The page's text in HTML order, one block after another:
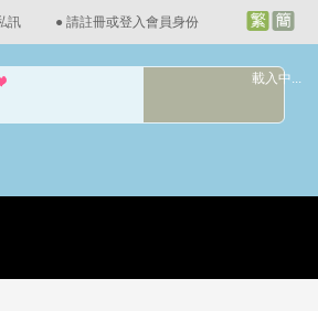
訊 ● 請註冊或登入會員身份
載入中...